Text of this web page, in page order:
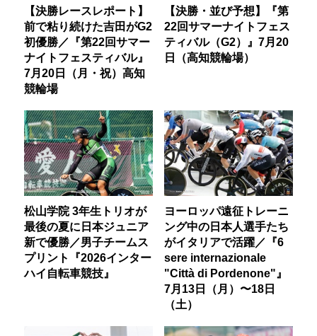
【決勝レースレポート】
前で粘り続けた吉田がG2
初優勝／『第22回サマー
ナイトフェスティバル』
7月20日（月・祝）高知
競輪場
【決勝・並び予想】『第
22回サマーナイトフェス
ティバル（G2）』7月20
日（高知競輪場）
松山学院 3年生トリオが
最後の夏に日本ジュニア
新で優勝／男子チームス
プリント『2026インター
ハイ自転車競技』
ヨーロッパ遠征トレーニ
ング中の日本人選手たち
がイタリアで活躍／『6
sere internazionale
"Città di Pordenone"』
7月13日（月）〜18日
（土）